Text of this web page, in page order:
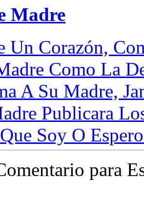
Madre
Un Corazón,
Como La
A Su Madre,
Publicara
Soy O
para